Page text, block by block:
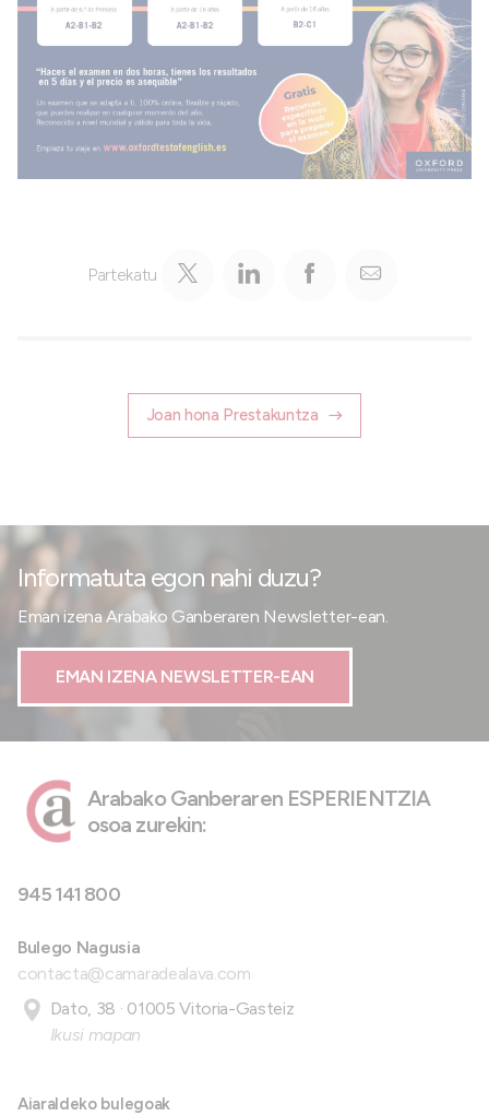
Partekatu
Joan hona Prestakuntza
Informatuta egon nahi duzu?
Eman izena Arabako Ganberaren Newsletter-ean.
EMAN IZENA NEWSLETTER-EAN
Arabako Ganberaren ESPERIENTZIA
osoa zurekin:
945 141 800
Bulego Nagusia
contacta@camaradealava.com
Dato, 38 · 01005 Vitoria-Gasteiz
Ikusi mapan
Aiaraldeko bulegoak